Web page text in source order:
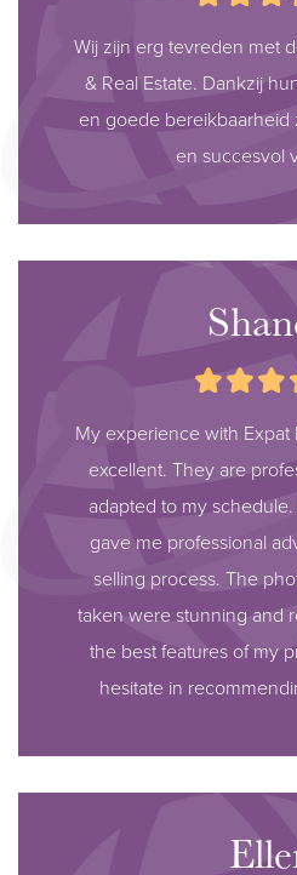
Wij zijn erg tevreden met
& Real Estate. Dankzij
en goede bereikbaarheid
en succesvol
My experience with Expat
excellent. They are
adapted to my
gave me professional
selling process. The
taken were stunning and
the best features of my
hesitate in